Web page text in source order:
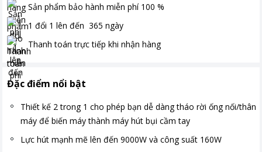
Sản phẩm bảo hành miễn phí 100 %
1 đổi 1 lên đến 365 ngày
Thanh toán trực tiếp khi nhận hàng
Đặc điểm nổi bật
Thiết kế 2 trong 1 cho phép bạn dễ dàng tháo rời ống nối/thân
máy để biến máy thành máy hút bụi cầm tay
Lực hút mạnh mẽ lên đến 9000W và công suất 160W